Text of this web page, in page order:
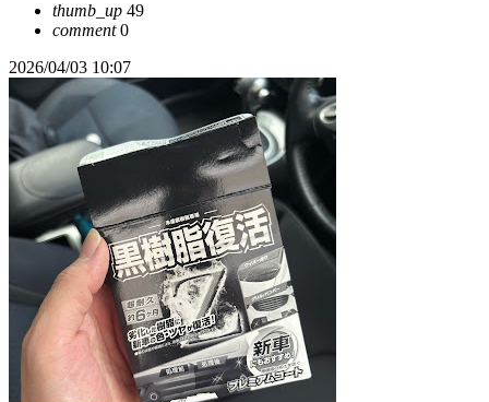
thumb_up 49
comment0
2026/04/03 10:07